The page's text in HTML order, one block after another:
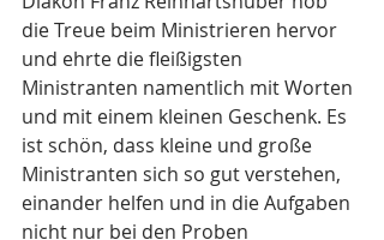
die Treue beim Ministrieren hervor
und ehrte die fleißigsten
Ministranten namentlich mit Worten
und mit einem kleinen Geschenk. Es
ist schön, dass kleine und große
Ministranten sich so gut verstehen,
einander helfen und in die Aufgaben
nicht nur bei den Proben